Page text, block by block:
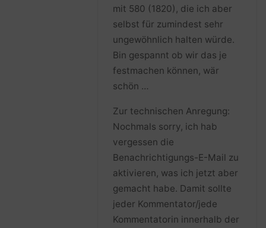
mit 580 (1820), die ich aber
selbst für zumindest sehr
ungewöhnlich halten würde.
Bin gespannt ob wir das je
festmachen können, wär
schön …
Zur technischen Anregung:
Nochmals sorry, ich hab
vergessen die
Benachrichtigungs-E-Mail zu
aktivieren, was ich jetzt aber
gemacht habe. Damit sollte
jeder Kommentator/jede
Kommentatorin innerhalb der